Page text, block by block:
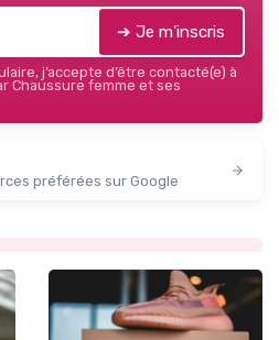
➔ Je m'inscris
j’accepte d’être contacté(e) à
Chaussure femme et ses
préférées sur Google